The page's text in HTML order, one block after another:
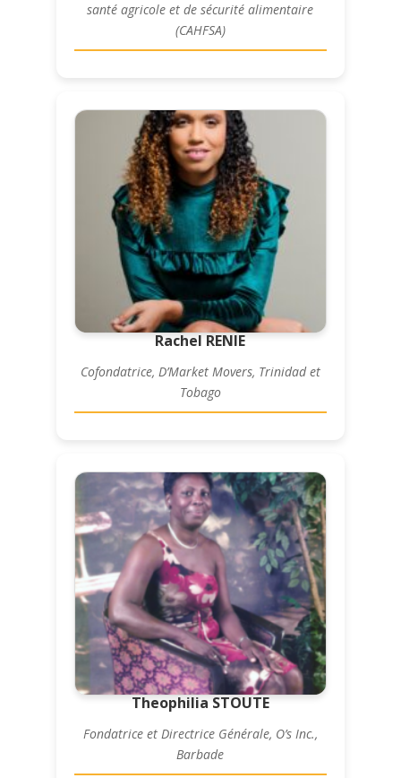
santé agricole et de sécurité alimentaire
(CAHFSA)
Rachel RENIE
Cofondatrice, D’Market Movers, Trinidad et
Tobago
Theophilia STOUTE
Fondatrice et Directrice Générale, O’s Inc.,
Barbade